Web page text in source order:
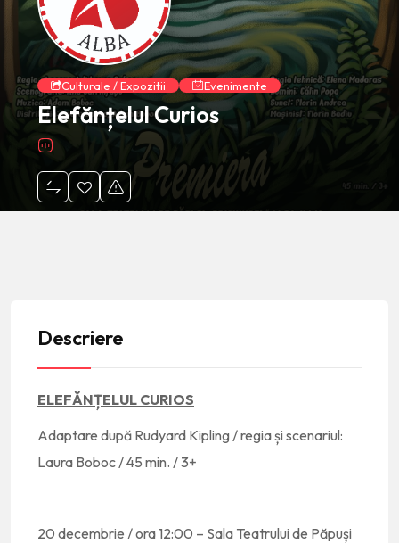
Culturale / Expozitii Evenimente
Elefănțelul Curios
Descriere
ELEFĂNȚELUL CURIOS
Adaptare după Rudyard Kipling / regia și scenariul:
Laura Boboc / 45 min. / 3+
20 decembrie / ora 12:00 – Sala Teatrului de Păpuși